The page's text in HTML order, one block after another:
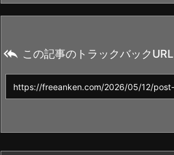
 この記事のトラックバックURL